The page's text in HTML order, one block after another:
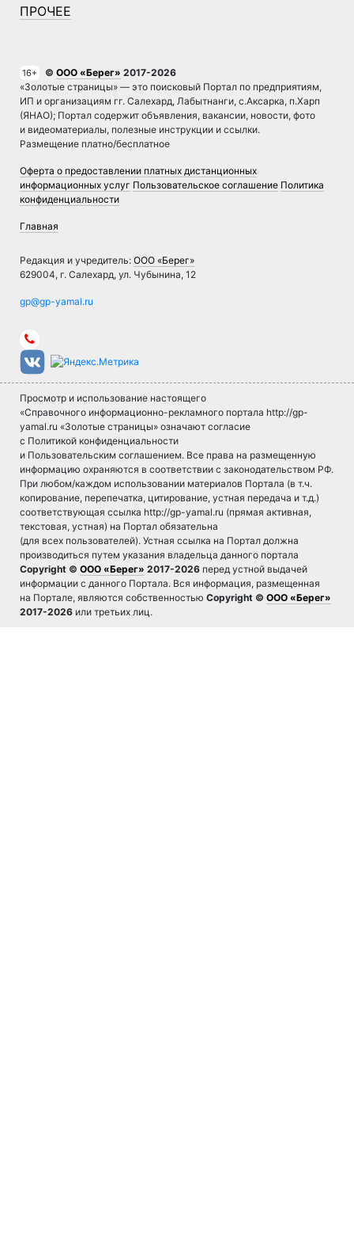
ПРОЧЕЕ
16+ © ООО «Берег» 2017-2026
«Золотые страницы» — это поисковый Портал по предприятиям,
ИП и организациям гг. Салехард, Лабытнанги, с.Аксарка, п.Харп
(ЯНАО); Портал содержит объявления, вакансии, новости, фото
и видеоматериалы, полезные инструкции и ссылки.
Размещение платно/бесплатное
Оферта о предоставлении платных дистанционных
информационных услуг Пользовательское соглашение Политика
конфиденциальности
Главная
Редакция и учредитель: ООО «Берег»
629004, г. Салехард, ул. Чубынина, 12
Просмотр и использование настоящего
«Справочного информационно-рекламного портала http://gp-
yamal.ru «Золотые страницы» означают согласие
с Политикой конфиденциальности
и Пользовательским соглашением. Все права на размещенную
информацию охраняются в соответствии с законодательством РФ.
При любом/каждом использовании материалов Портала (в т.ч.
копирование, перепечатка, цитирование, устная передача и т.д.)
соответствующая ссылка http://gp-yamal.ru (прямая активная,
текстовая, устная) на Портал обязательна
(для всех пользователей). Устная ссылка на Портал должна
производиться путем указания владельца данного портала
Copyright © ООО «Берег» 2017-2026 перед устной выдачей
информации с данного Портала. Вся информация, размещенная
на Портале, являются собственностью Copyright © ООО «Берег»
2017-2026 или третьих лиц.